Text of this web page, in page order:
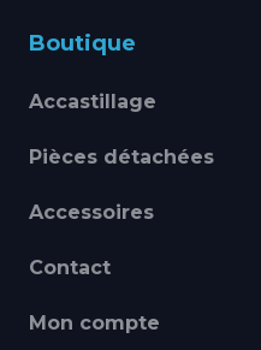
Boutique
Accastillage
Pièces détachées
Accessoires
Contact
Mon compte